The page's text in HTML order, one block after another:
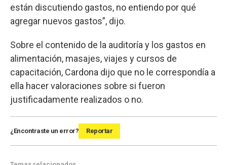
están discutiendo gastos, no entiendo por qué
agregar nuevos gastos”, dijo.
Sobre el contenido de la auditoría y los gastos en
alimentación, masajes, viajes y cursos de
capacitación, Cardona dijo que no le correspondía a
ella hacer valoraciones sobre si fueron
justificadamente realizados o no.
¿Encontraste un error? Reportar